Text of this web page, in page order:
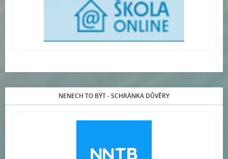
NENECH TO BÝT - SCHRÁNKA DŮVĚRY